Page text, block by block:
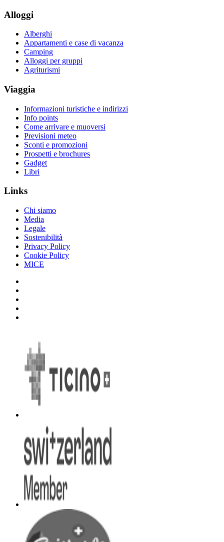
Alloggi
Alberghi
Appartamenti e case di vacanza
Camping
Alloggi per gruppi
Agriturismi
Viaggia
Informazioni turistiche e indirizzi
Info points
Come arrivare e muoversi
Previsioni meteo
Sconti e promozioni
Prospetti e brochures
Gadget
Libri
Links
Chi siamo
Media
Legale
Sostenibilità
Privacy Policy
Cookie Policy
MICE